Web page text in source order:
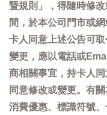
暨規則」，得隨時修
間，於本公司門市或
卡人同意上述公告可
變更，應以電話或
商相關事宜，持卡人
同意修改或變更。有
消費優惠、標識符號